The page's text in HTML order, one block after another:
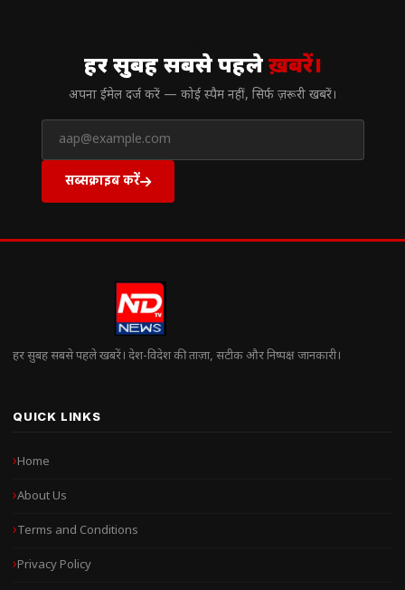
हर सुबह सबसे पहलेख़बरें।
अपना ईमेल दर्ज करें — कोई स्पैम नहीं, सिर्फ ज़रूरी खबरें।
सब्सक्राइब करें
हर सुबह सबसे पहले खबरें। देश-विदेश की ताज़ा, सटीक और निष्पक्ष जानकारी।
QUICK LINKS
Home
About Us
Terms and Conditions
Privacy Policy